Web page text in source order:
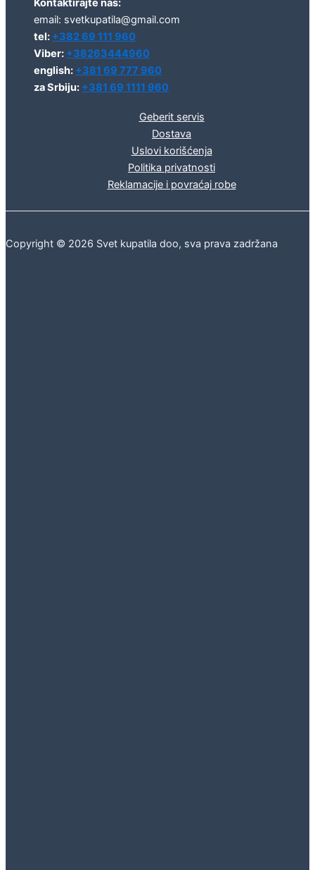
Kontaktirajte nas:
email: svetkupatila@gmail.com
tel: +382 69 111 960
Viber: +38263444960
english: +381 69 777 960
za Srbiju: +381 69 1111 960
Geberit servis
Dostava
Uslovi korišćenja
Politika privatnosti
Reklamacije i povraćaj robe
Copyright © 2026 Svet kupatila doo, sva prava zadržana